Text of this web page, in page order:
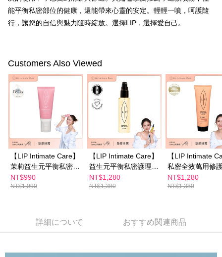
お支払期限は、ショップが請求した期日と、AFTEEで延長できる日数をも
二、支払い限度額
1.初回 AFTEEを ご利用の際に、認証結果及び当社の審査の結果に基づ
き、限度額が設定されます。
2.決済金額は最低NT$20です。
3.現在、台湾の会員のみご利用いただけます。
三、利用規約「AFTEE代金後払い」（以下当サービスという）はネットプ
ロテクションズ（以下 AFTEE という）が提供し、AFTEEが代金を徴収し
ます。当サービスご利用の際に提供しなければならない個人情報（注文者
の氏名、電話番号、受取人の氏名、電話番号、受取人住所を含むがこれに
限らない）は、AFTEEに渡され当サービスで必要な範囲内で利用されま
す。AFTEEの個人情報の収集、処理、利用について、詳細はAFTEE公式ホ
ームページの『個人情報の収集、処理及び利用に関する声明』をご参照く
ります。支払い期限を過ぎた場合、その金額に基づいて年利20%の遅延滞
納金が加算されます。未成年の利用者は、事前に法定代理人または後見人
個人情報の処理、利用について疑問がある、または関連する法律の権利を
配送毎にNT$100、NT$600以上で送料無料
付款後萊爾富取貨
配送毎にNT$100、NT$600以上で送料無料
付款後7-11取貨
配送毎にNT$100、NT$600以上で送料無料
配送毎にNT$100、NT$600以上で送料無料
離島配送
配送毎にNT$150、NT$1,500以上で送料無料
能平衡私密部位的健康，還能帶來心靈的安定。輕輕一噴，呵護隨
行，讓您的自信與魅力隨時綻放。選擇LIP，選擇愛自己。
Customers Also Viewed
【LIP Intimate Care】
茉莉益生元平衡私密噴
霧50ml Sandy吳姍儒
摯愛推薦
NT$990
NT$1,090
【LIP Intimate Care】
益生元平衡私密護理油
75ml Sandy吳姍儒摯
愛推薦
NT$1,280
NT$1,380
【LIP Intimate
私密全效萬用修
50ml Sandy吳姍
愛推薦
NT$1,280
NT$1,380
詳細について おすすめ関連商品